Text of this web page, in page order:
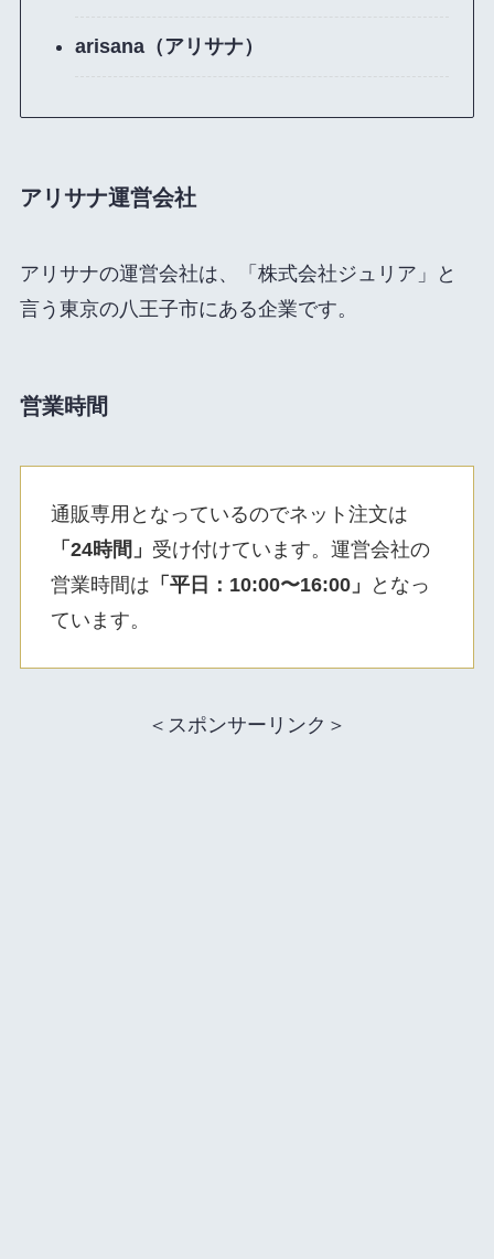
arisana（アリサナ）
アリサナ運営会社
アリサナの運営会社は、「株式会社ジュリア」と
言う東京の八王子市にある企業です。
営業時間
通販専用となっているのでネット注文は
「24時間」 受け付けています。運営会社の
営業時間は 「平日：10:00〜16:00」
となっ
ています。
＜スポンサーリンク＞